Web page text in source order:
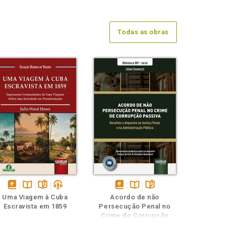
Todas as obras
disponível
em
Disponível
na
páginaspodcast
Uma Viagem à Cuba
Escravista em 1859
disponível
em
eBook
Disponível
na
B.V.
páginas
Acordo de não
Persecução Penal no
Crime de Corrupção